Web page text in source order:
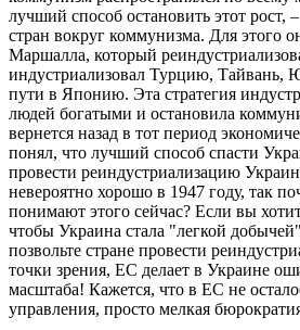
лучший способ остановить этот рост,
стран вокруг коммунизма. Для этого
Маршалла, который
индустриализовал Турцию,
пути в Японию. Эта стратегия
людей богатыми и остановила
вернется назад в тот период
понял, что лучший способ спасти
провести реиндустриализацию
невероятно хорошо в 1947 году, так
понимают этого сейчас? Если вы
чтобы Украина стала "легкой
позвольте стране провести
точки зрения, ЕС делает в Украине
масштаба! Кажется, что в ЕС не
управления, просто мелкая